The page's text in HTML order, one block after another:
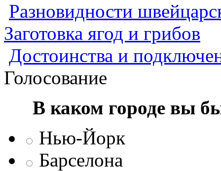
Разновидности
Заготовка ягод и грибов
Достоинства и
Голосование
В каком городе вы
Нью-Йорк
Барселона